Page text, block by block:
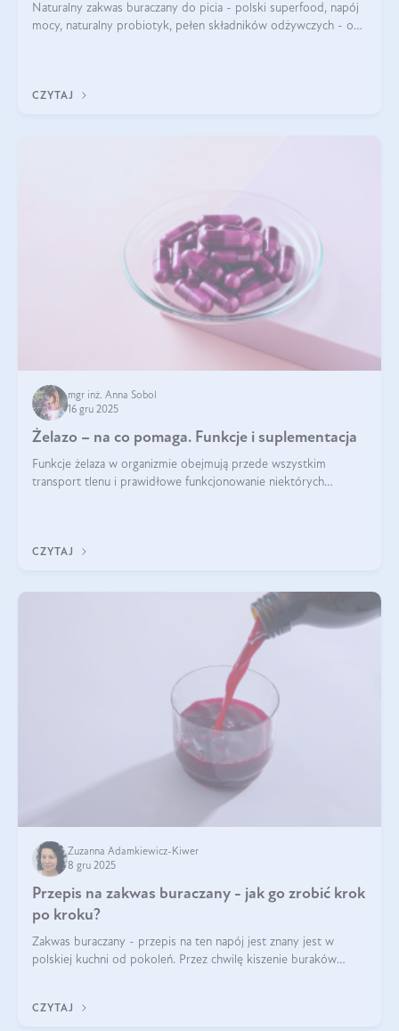
Naturalny zakwas buraczany do picia - polski superfood, napój
mocy, naturalny probiotyk, pełen składników odżywczych - o
CZYTAJ
mgr inż. Anna Sobol
16 gru 2025
Żelazo – na co pomaga. Funkcje i suplementacja
Funkcje żelaza w organizmie obejmują przede wszystkim
transport tlenu i prawidłowe funkcjonowanie niektórych
CZYTAJ
Zuzanna Adamkiewicz-Kiwer
8 gru 2025
Przepis na zakwas buraczany - jak go zrobić krok
po kroku?
Zakwas buraczany - przepis na ten napój jest znany jest w
polskiej kuchni od pokoleń. Przez chwilę kiszenie buraków
CZYTAJ